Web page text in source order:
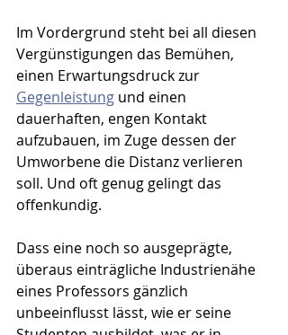
Im Vordergrund steht bei all diesen
Vergünstigungen das Bemühen,
einen Erwartungsdruck zur
Gegenleistung und einen
dauerhaften, engen Kontakt
aufzubauen, im Zuge dessen der
Umworbene die Distanz verlieren
soll. Und oft genug gelingt das
offenkundig.
Dass eine noch so ausgeprägte,
überaus einträgliche Industrienähe
eines Professors gänzlich
unbeeinflusst lässt, wie er seine